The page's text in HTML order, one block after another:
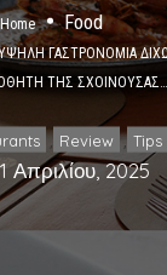
Home Food
ΓΑΣΤΡΟΝΟΜΙΑ
ΤΗΣ ΣΧΟΙΝΟΥΣΑΣ…
, Review , Tips
Απριλίου, 2025